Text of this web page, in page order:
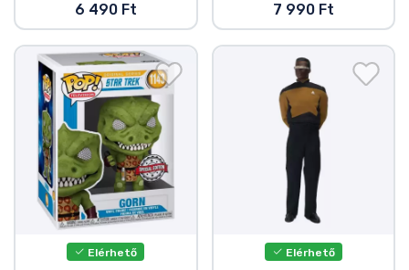
6 490 Ft 7 990 Ft
Elérhető Elérhető